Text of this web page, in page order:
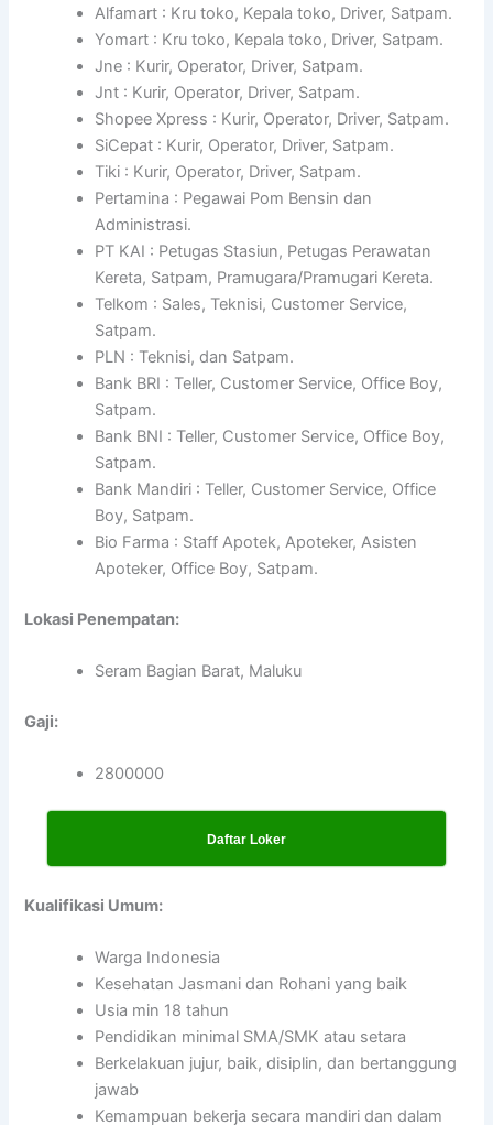
Alfamart : Kru toko, Kepala toko, Driver, Satpam.
Yomart : Kru toko, Kepala toko, Driver, Satpam.
Jne : Kurir, Operator, Driver, Satpam.
Jnt : Kurir, Operator, Driver, Satpam.
Shopee Xpress : Kurir, Operator, Driver, Satpam.
SiCepat : Kurir, Operator, Driver, Satpam.
Tiki : Kurir, Operator, Driver, Satpam.
Pertamina : Pegawai Pom Bensin dan
Administrasi.
PT KAI : Petugas Stasiun, Petugas Perawatan
Kereta, Satpam, Pramugara/Pramugari Kereta.
Telkom : Sales, Teknisi, Customer Service,
Satpam.
PLN : Teknisi, dan Satpam.
Bank BRI : Teller, Customer Service, Office Boy,
Satpam.
Bank BNI : Teller, Customer Service, Office Boy,
Satpam.
Bank Mandiri : Teller, Customer Service, Office
Boy, Satpam.
Bio Farma : Staff Apotek, Apoteker, Asisten
Apoteker, Office Boy, Satpam.
Lokasi Penempatan:
Seram Bagian Barat, Maluku
Gaji:
2800000
Daftar Loker
Kualifikasi Umum:
Warga Indonesia
Kesehatan Jasmani dan Rohani yang baik
Usia min 18 tahun
Pendidikan minimal SMA/SMK atau setara
Berkelakuan jujur, baik, disiplin, dan bertanggung
jawab
Kemampuan bekerja secara mandiri dan dalam